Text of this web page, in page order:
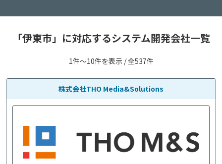
「伊東市」に対応するシステム開発会社一覧
1件〜10件を表示 / 全537件
株式会社THO Media&Solutions